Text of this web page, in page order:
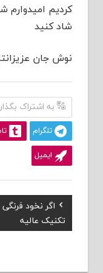
کردیم امیدوارم
شاد کنید
نوش جان
به اشتراک
تلگرام
ایمیل
راهبری
Previous
Post:
اگر نخود
تکنیک عالیه